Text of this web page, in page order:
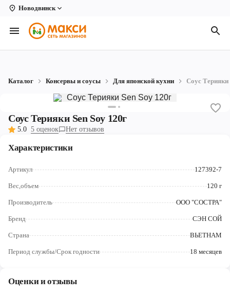
Новодвинск
Вологда
Архангельск
Коряжма
Котлас
Новодвинск
Череповец
Ярославль
Каталог Консервы и соусы Для японской кухни Соус Терияки
Соус Терияки Sen Soy 120г
5.0 5 оценок Нет отзывов
Характеристики
Артикул 127392-7
Вес,объем 120 г
Производитель ООО "СОСТРА"
Бренд СЭН СОЙ
Страна ВЬЕТНАМ
Период службы/Срок годности 18 месяцев
Оценки и отзывы